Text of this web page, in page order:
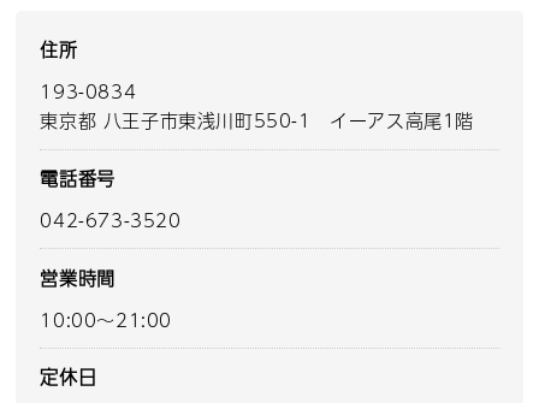
住所
193-0834
東京都 八王子市東浅川町550-1 イーアス高尾1階
電話番号
042-673-3520
営業時間
10:00～21:00
定休日